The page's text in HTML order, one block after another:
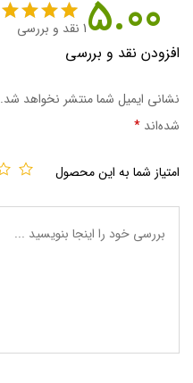
5.00 امتیاز5.00
از 5 امتیاز
1
مشتری
1 نقد و بررسی
افزودن نقد و بررسی
نشانی ایمیل شما منتشر نخواهد شد.
شده‌اند *
امتیاز شما به این محصول